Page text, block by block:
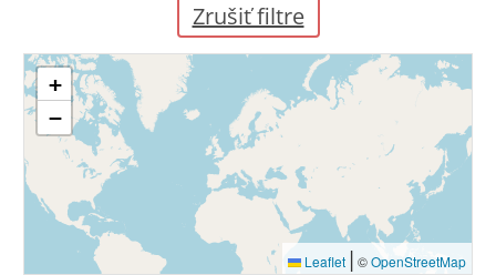
Zrušiť filtre
+
−
Leaflet | ©OpenStreetMap